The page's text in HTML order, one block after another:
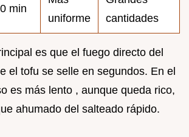
min
uniforme
cantidades
es que el fuego directo del
el tofu se selle en segundos. En el
es más lento , aunque queda rico,
ahumado del salteado rápido.